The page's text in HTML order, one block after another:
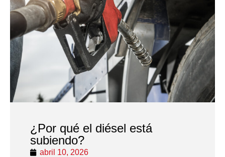
¿Por qué el diésel está
subiendo?
abril 10, 2026